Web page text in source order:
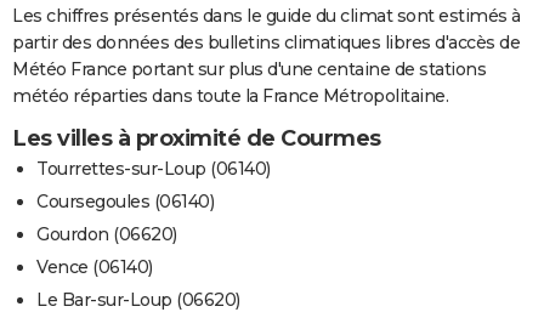
Les chiffres présentés dans le guide du climat sont estimés à
partir des données des bulletins climatiques libres d'accès de
Météo France portant sur plus d'une centaine de stations
météo réparties dans toute la France Métropolitaine.
Les villes à proximité de Courmes
Tourrettes-sur-Loup (06140)
Coursegoules (06140)
Gourdon (06620)
Vence (06140)
Le Bar-sur-Loup (06620)